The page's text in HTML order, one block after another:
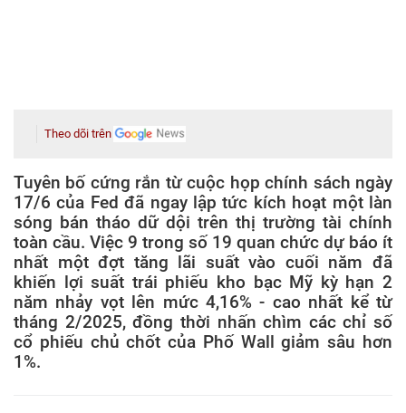
Theo dõi trên
Tuyên bố cứng rắn từ cuộc họp chính sách ngày
17/6 của Fed đã ngay lập tức kích hoạt một làn
sóng bán tháo dữ dội trên thị trường tài chính
toàn cầu. Việc 9 trong số 19 quan chức dự báo ít
nhất một đợt tăng lãi suất vào cuối năm đã
khiến lợi suất trái phiếu kho bạc Mỹ kỳ hạn 2
năm nhảy vọt lên mức 4,16% - cao nhất kể từ
tháng 2/2025, đồng thời nhấn chìm các chỉ số
cổ phiếu chủ chốt của Phố Wall giảm sâu hơn
1%.